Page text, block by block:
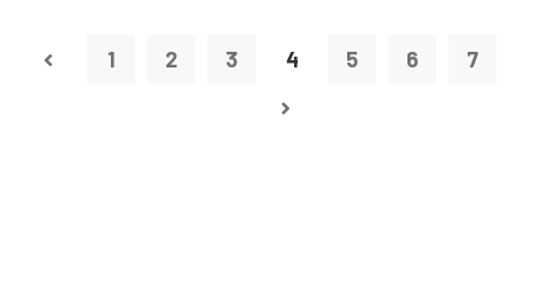
1 2 3 4 5 6 7